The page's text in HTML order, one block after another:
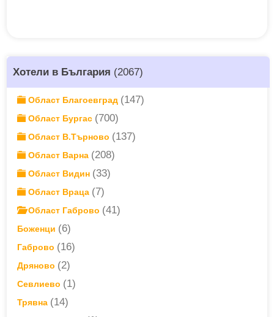
Хотели в България (2067)
Област Благоевград (147)
Област Бургас (700)
Област В.Търново (137)
Област Варна (208)
Област Видин (33)
Област Враца (7)
Област Габрово (41)
Боженци (6)
Габрово (16)
Дряново (2)
Севлиево (1)
Трявна (14)